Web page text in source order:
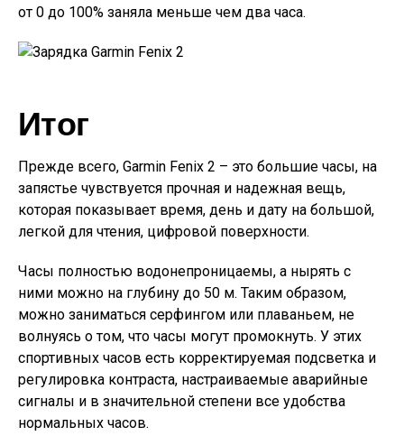
от 0 до 100% заняла меньше чем два часа.
Итог
Прежде всего, Garmin Fenix 2 – это большие часы, на
запястье чувствуется прочная и надежная вещь,
которая показывает время, день и дату на большой,
легкой для чтения, цифровой поверхности.
Часы полностью водонепроницаемы, а нырять с
ними можно на глубину до 50 м. Таким образом,
можно заниматься серфингом или плаваньем, не
волнуясь о том, что часы могут промокнуть. У этих
спортивных часов есть корректируемая подсветка и
регулировка контраста, настраиваемые аварийные
сигналы и в значительной степени все удобства
нормальных часов.